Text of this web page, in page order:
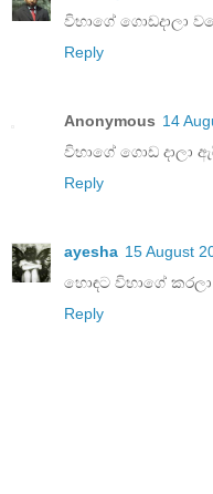
විභාගේ ගොඩදාලා
Reply
Anonymous 14
විභාගේ ගොඩ දාලා
Reply
ayesha 15 August
හොඳට විභාගේ
Reply